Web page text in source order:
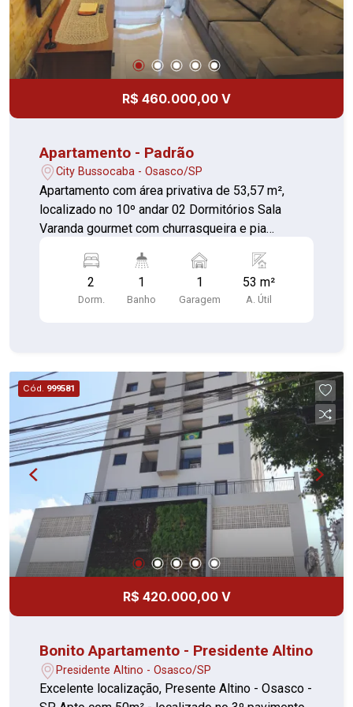
R$ 460.000,00 V
Apartamento - Padrão
City Bussocaba - Osasco/SP
Apartamento com área privativa de 53,57 m²,
localizado no 10º andar 02 Dormitórios Sala
Varanda gourmet com churrasqueira e pia
01 automóvel Localizado em uma região
predominantemente residencial e tranquila,
oferecendo diversos itens de conforto e lazer
Financia e aceita FGTS
2
Dorm.
1
Banho
1
Garagem
53 m²
A. Útil
Cód. 999581
R$ 420.000,00 V
Bonito Apartamento - Presidente Altino
Presidente Altino - Osasco/SP
Excelente localização, Presente Altino - Osasco -